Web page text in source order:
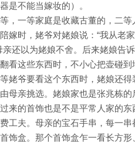
是不能当嫁妆的）。
，一等家庭是收藏古董的，二等
嫁时，姥爷对姥娘说：“我从老
亲还以为姥娘不舍。后来姥娘告
看这些东西时，不小心把壶碰
姥爷要看这个东西时，姥娘还得
母亲挑选。姥娘家也是张兆栋
来的首饰也是不是平常人家的
工夫。母亲的宝石手串，每一
饰盒。那个首饰盒乍一看长方